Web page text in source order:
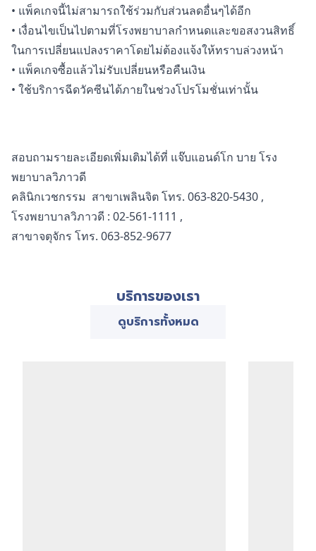
• แพ็คเกจนี้ไม่สามารถใช้ร่วมกับส่วนลดอื่นๆได้อีก
• เงื่อนไขเป็นไปตามที่โรงพยาบาลกำหนดและขอสงวนสิทธิ์
ในการเปลี่ยนแปลงราคาโดยไม่ต้องแจ้งให้ทราบล่วงหน้า
• แพ็คเกจซื้อแล้วไม่รับเปลี่ยนหรือคืนเงิน
• ใช้บริการฉีดวัคซีนได้ภายในช่วงโปรโมชั่นเท่านั้น
สอบถามรายละเอียดเพิ่มเติมได้ที่ แจ๊บแอนด์โก บาย โรง
พยาบาลวิภาวดี
คลินิกเวชกรรม สาขาเพลินจิต โทร. 063-820-5430 ,
โรงพยาบาลวิภาวดี : 02-561-1111 ,
สาขาจตุจักร โทร. 063-852-9677
บริการของเรา
ดูบริการทั้งหมด